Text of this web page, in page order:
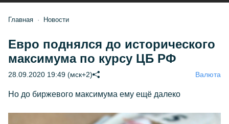
Главная Новости
Евро поднялся до исторического
максимума по курсу ЦБ РФ
28.09.2020 19:49 (мск+2) Валюта
Но до биржевого максимума ему ещё далеко